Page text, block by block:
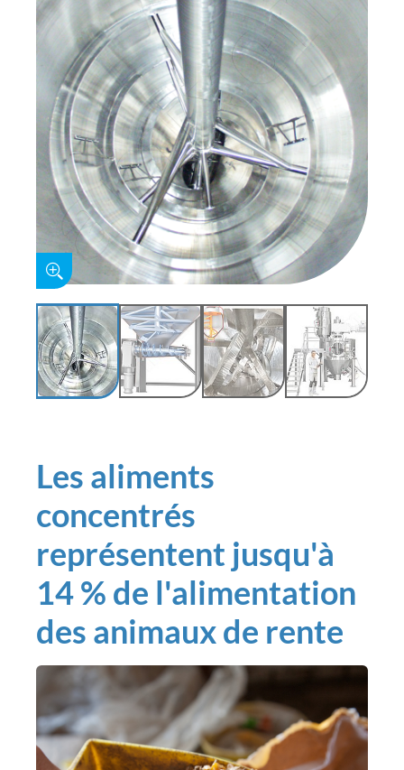
Les aliments
concentrés
représentent jusqu'à
14 % de l'alimentation
des animaux de rente